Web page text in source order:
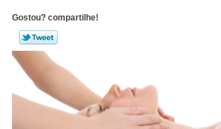
Gostou? compartilhe!